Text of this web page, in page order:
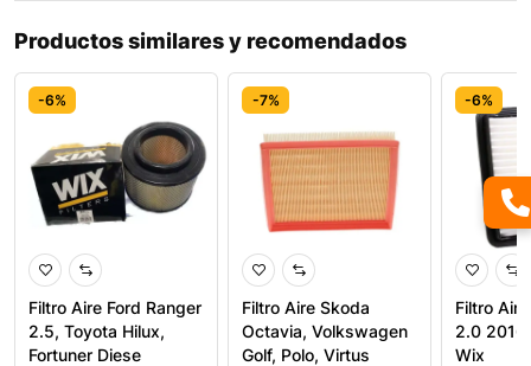
Productos similares y recomendados
-6%
Filtro Aire Ford Ranger
2.5, Toyota Hilux,
Fortuner Diese
-7%
Filtro Aire Skoda
Octavia, Volkswagen
Golf, Polo, Virtus
-6%
Filtro
2.0 2016
Wix